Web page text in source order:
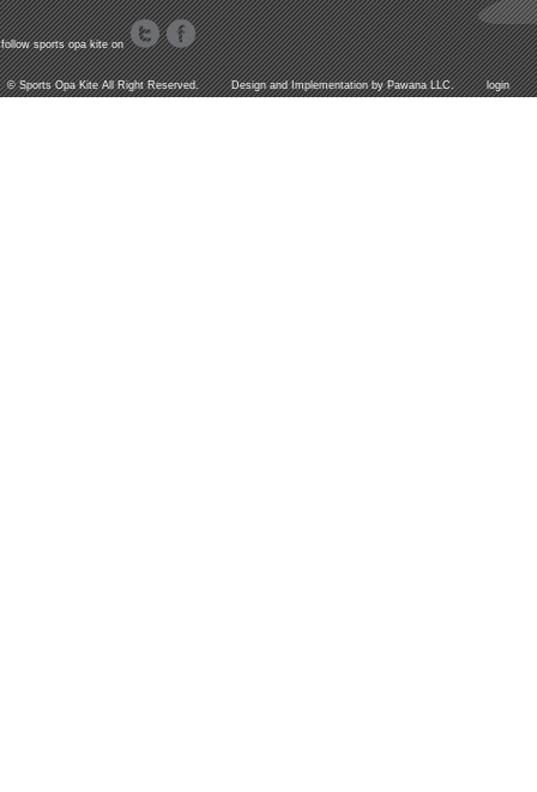
follow sports opa kite on
©Sports Opa KiteAll Right Reserved. Design and Implementation byPawana LLC. login